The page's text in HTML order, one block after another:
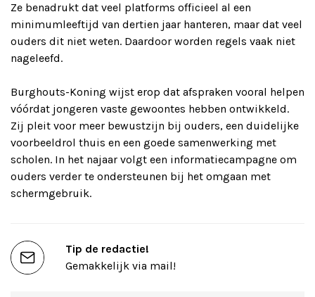
Ze benadrukt dat veel platforms officieel al een
minimumleeftijd van dertien jaar hanteren, maar dat veel
ouders dit niet weten. Daardoor worden regels vaak niet
nageleefd.
Burghouts-Koning wijst erop dat afspraken vooral helpen
vóórdat jongeren vaste gewoontes hebben ontwikkeld.
Zij pleit voor meer bewustzijn bij ouders, een duidelijke
voorbeeldrol thuis en een goede samenwerking met
scholen. In het najaar volgt een informatiecampagne om
ouders verder te ondersteunen bij het omgaan met
schermgebruik.
Tip de redactie!
Gemakkelijk via mail!